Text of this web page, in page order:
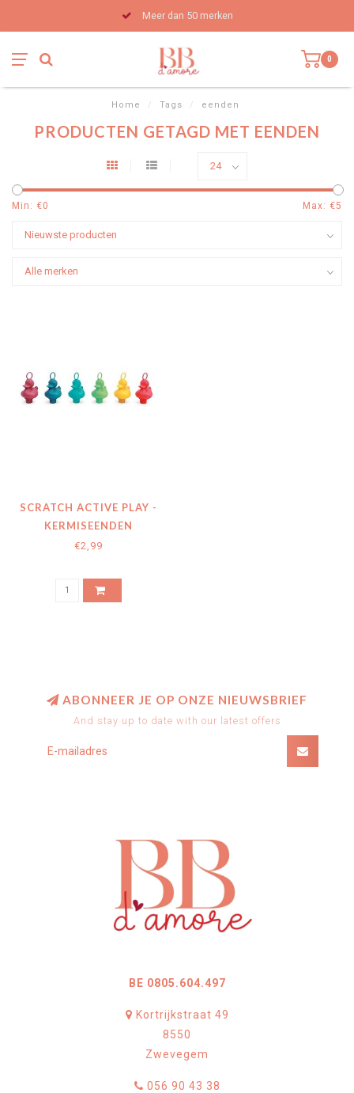
Meer dan 50 merken
0
Home / Tags / eenden
PRODUCTEN GETAGD MET EENDEN
Min: €0 Max: €5
SCRATCH ACTIVE PLAY -
KERMISEENDEN
KORAALRIF 7X6X9CM
€2,99
ABONNEER JE OP ONZE NIEUWSBRIEF
And stay up to date with our latest offers
BE 0805.604.497
Kortrijkstraat 49
8550
Zwevegem
056 90 43 38